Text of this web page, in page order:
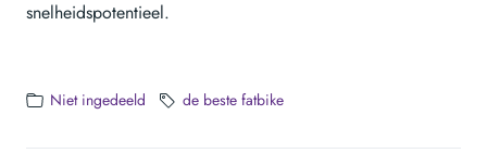
snelheidspotentieel.
Niet ingedeeld de beste fatbike